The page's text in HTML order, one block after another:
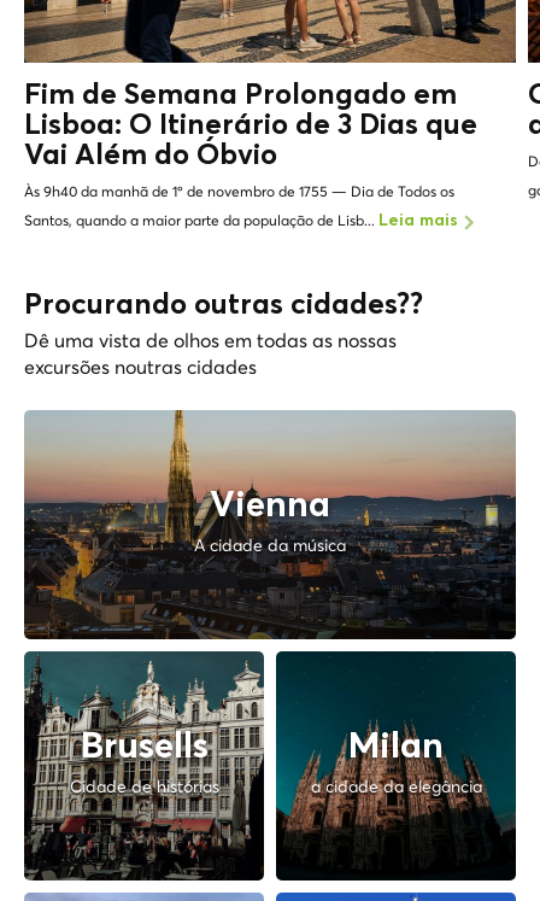
Fim de Semana Prolongado em
Lisboa: O Itinerário de 3 Dias que
Vai Além do Óbvio
Às 9h40 da manhã de 1º de novembro de 1755 — Dia de Todos os
Santos, quando a maior parte da população de Lisb... Leia mais
Procurando outras cidades??
Dê uma vista de olhos em todas as nossas
excursões noutras cidades
Vienna
A cidade da música
Brusells
Cidade de histórias
Milan
a cidade da elegância